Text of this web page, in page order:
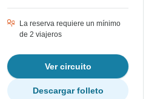
La reserva requiere un mínimo
de 2 viajeros
Ver circuito
Descargar folleto